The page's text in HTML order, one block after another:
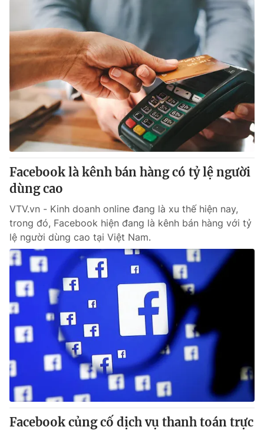
Facebook là kênh bán hàng có tỷ lệ người
dùng cao
VTV.vn - Kinh doanh online đang là xu thế hiện nay,
trong đó, Facebook hiện đang là kênh bán hàng với tỷ
lệ người dùng cao tại Việt Nam.
Facebook củng cố dịch vụ thanh toán trực